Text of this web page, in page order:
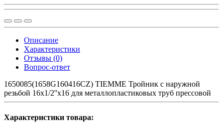
Описание
Характеристики
Отзывы (0)
Вопрос-ответ
1650085(1658G160416CZ) TIEMME Тройник с наружной
резьбой 16x1/2''x16 для металлопластиковых труб прессовой
Характеристики товара: